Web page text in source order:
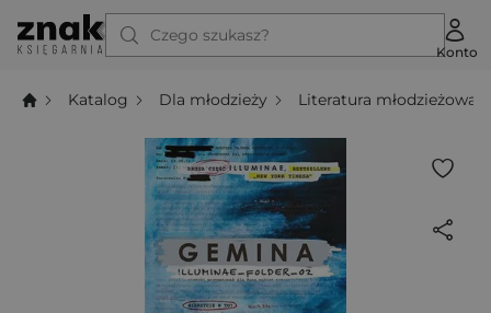
Czego szukasz?
Konto
Katalog Dla młodzieży Literatura młodzieżowa